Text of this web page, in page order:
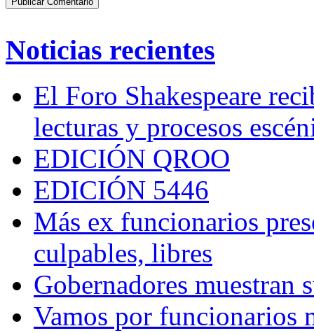
Noticias recientes
El Foro Shakespeare
lecturas y procesos
EDICIÓN QROO
EDICIÓN 5446
Más ex funcionarios
culpables, libres
Gobernadores muestran
Vamos por funcionarios